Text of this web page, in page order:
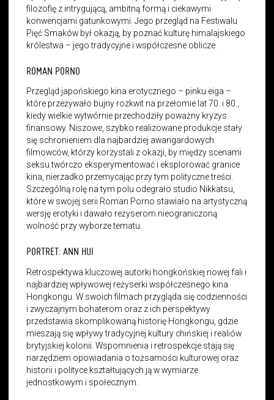
filozofię z intrygującą, ambitną formą i ciekawymi
konwencjami gatunkowymi. Jego przegląd na Festiwalu
Pięć Smaków był okazją, by poznać kulturę himalajskiego
królestwa – jego tradycyjne i współczesne oblicze.
ROMAN PORNO
Przegląd japońskiego kina erotycznego – pinku eiga –
które przeżywało bujny rozkwit na przełomie lat 70. i 80.,
kiedy wielkie wytwórnie przechodziły poważny kryzys
finansowy. Niszowe, szybko realizowane produkcje stały
się schronieniem dla najbardziej awangardowych
filmowców, którzy korzystali z okazji, by między scenami
seksu twórczo eksperymentować i eksplorować granice
kina, nierzadko przemycając przy tym polityczne treści.
Szczególną rolę na tym polu odegrało studio Nikkatsu,
które w swojej serii Roman Porno stawiało na artystyczną
wersję erotyki i dawało reżyserom nieograniczoną
wolność przy wyborze tematu.
PORTRET: ANN HUI
Retrospektywa kluczowej autorki hongkońskiej nowej fali i
najbardziej wpływowej reżyserki współczesnego kina
Hongkongu. W swoich filmach przygląda się codzienności
i zwyczajnym bohaterom oraz z ich perspektywy
przedstawia skomplikowaną historię Hongkongu, gdzie
mieszają się wpływy tradycyjnej kultury chińskiej i realiów
brytyjskiej kolonii. Wspomnienia i retrospekcje stają się
narzędziem opowiadania o tożsamości kulturowej oraz
historii i polityce kształtujących ją w wymiarze
jednostkowym i społecznym.